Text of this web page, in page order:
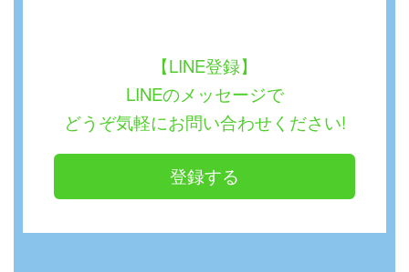
【LINE登録】
LINEのメッセージで
どうぞ気軽にお問い合わせください!
登録する